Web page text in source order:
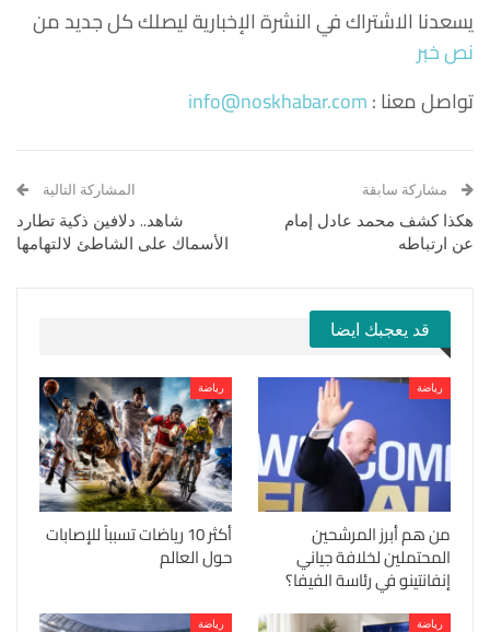
يسعدنا الاشتراك في النشرة الإخبارية ليصلك كل جديد من
نص خبر
تواصل معنا :info@noskhabar.com
مشاركة سابقة
هكذا كشف محمد عادل إمام
عن ارتباطه
المشاركة التالية
شاهد.. دلافين ذكية تطارد
الأسماك على الشاطئ لالتهامها
قد يعجبك ايضا
رياضة
من هم أبرز المرشحين
المحتملين لخلافة جياني
إنفانتينو في رئاسة الفيفا؟
رياضة
أكثر 10 رياضات تسبباً للإصابات
حول العالم
رياضة رياضة